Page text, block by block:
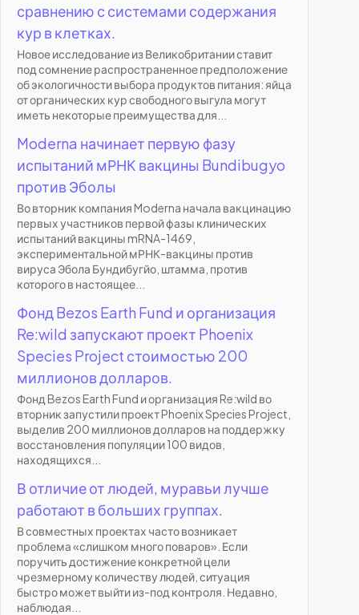
сравнению с системами содержания
кур в клетках.
Новое исследование из Великобритании ставит
под сомнение распространенное предположение
об экологичности выбора продуктов питания: яйца
от органических кур свободного выгула могут
иметь некоторые преимущества для...
Moderna начинает первую фазу
испытаний мРНК вакцины Bundibugyo
против Эболы
Во вторник компания Moderna начала вакцинацию
первых участников первой фазы клинических
испытаний вакцины mRNA-1469,
экспериментальной мРНК-вакцины против
вируса Эбола Бундибугйо, штамма, против
которого в настоящее...
Фонд Bezos Earth Fund и организация
Re:wild запускают проект Phoenix
Species Project стоимостью 200
миллионов долларов.
Фонд Bezos Earth Fund и организация Re:wild во
вторник запустили проект Phoenix Species Project,
выделив 200 миллионов долларов на поддержку
восстановления популяции 100 видов,
находящихся...
В отличие от людей, муравьи лучше
работают в больших группах.
В совместных проектах часто возникает
проблема «слишком много поваров». Если
поручить достижение конкретной цели
чрезмерному количеству людей, ситуация
быстро может выйти из-под контроля. Недавно,
наблюдая...